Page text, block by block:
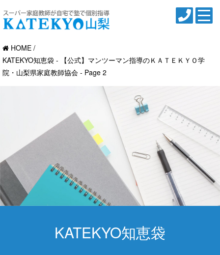
HOME
KATEKYO知恵袋 - 【公式】マンツーマン指導のＫＡＴＥＫＹＯ学
院・山梨県家庭教師協会 - Page 2
KATEKYO知恵袋